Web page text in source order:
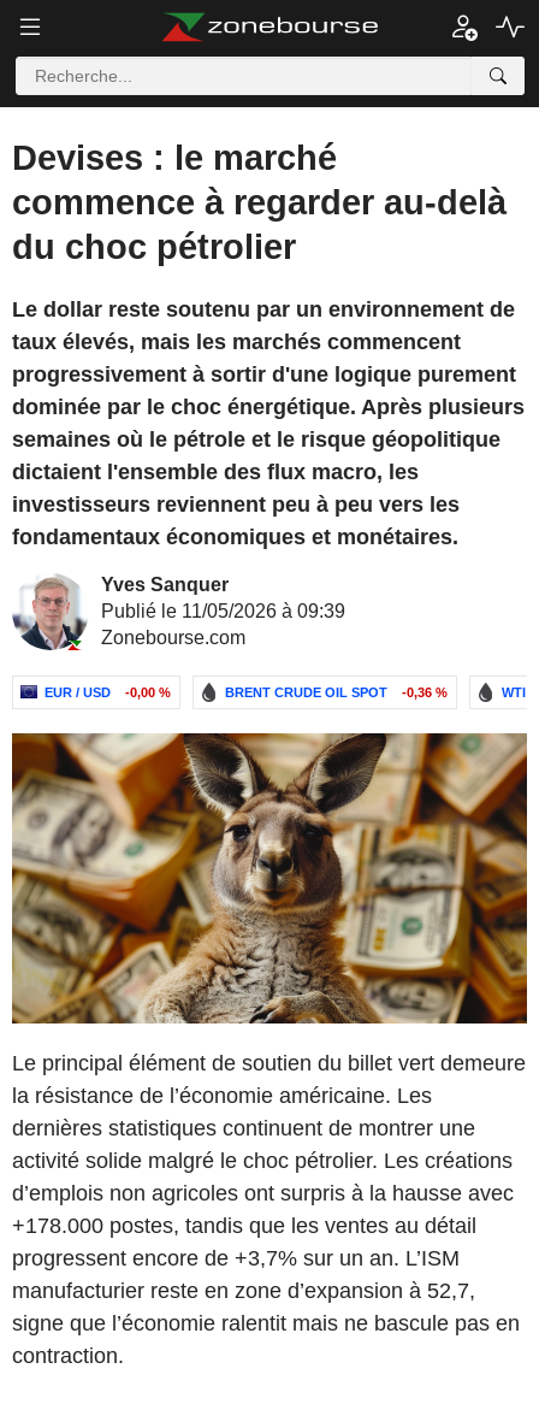
Devises : le marché
commence à regarder au-delà
du choc pétrolier
Le dollar reste soutenu par un environnement de
taux élevés, mais les marchés commencent
progressivement à sortir d'une logique purement
dominée par le choc énergétique. Après plusieurs
semaines où le pétrole et le risque géopolitique
dictaient l'ensemble des flux macro, les
investisseurs reviennent peu à peu vers les
fondamentaux économiques et monétaires.
Yves Sanquer
Publié le 11/05/2026 à 09:39
Zonebourse.com
EUR / USD -0,00 % BRENT CRUDE OIL SPOT -0,36 % WTI
Le principal élément de soutien du billet vert demeure
la résistance de l’économie américaine. Les
dernières statistiques continuent de montrer une
activité solide malgré le choc pétrolier. Les créations
d’emplois non agricoles ont surpris à la hausse avec
+178.000 postes, tandis que les ventes au détail
progressent encore de +3,7% sur un an. L’ISM
manufacturier reste en zone d’expansion à 52,7,
signe que l’économie ralentit mais ne bascule pas en
contraction.